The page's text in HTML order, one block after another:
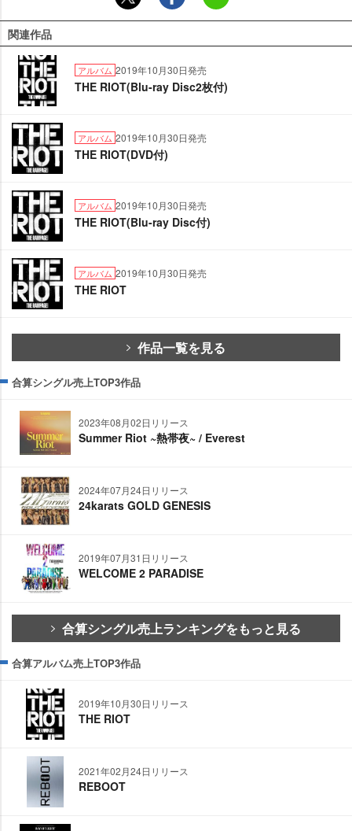
関連作品
アルバム 2019年10月30日発売
THE RIOT(Blu-ray Disc2枚付)
アルバム 2019年10月30日発売
THE RIOT(DVD付)
アルバム 2019年10月30日発売
THE RIOT(Blu-ray Disc付)
アルバム 2019年10月30日発売
THE RIOT
作品一覧を見る
合算シングル売上TOP3作品
2023年08月02日リリース
Summer Riot ~熱帯夜~ / Everest
2024年07月24日リリース
24karats GOLD GENESIS
2019年07月31日リリース
WELCOME 2 PARADISE
合算シングル売上ランキングをもっと見る
合算アルバム売上TOP3作品
2019年10月30日リリース
THE RIOT
2021年02月24日リリース
REBOOT